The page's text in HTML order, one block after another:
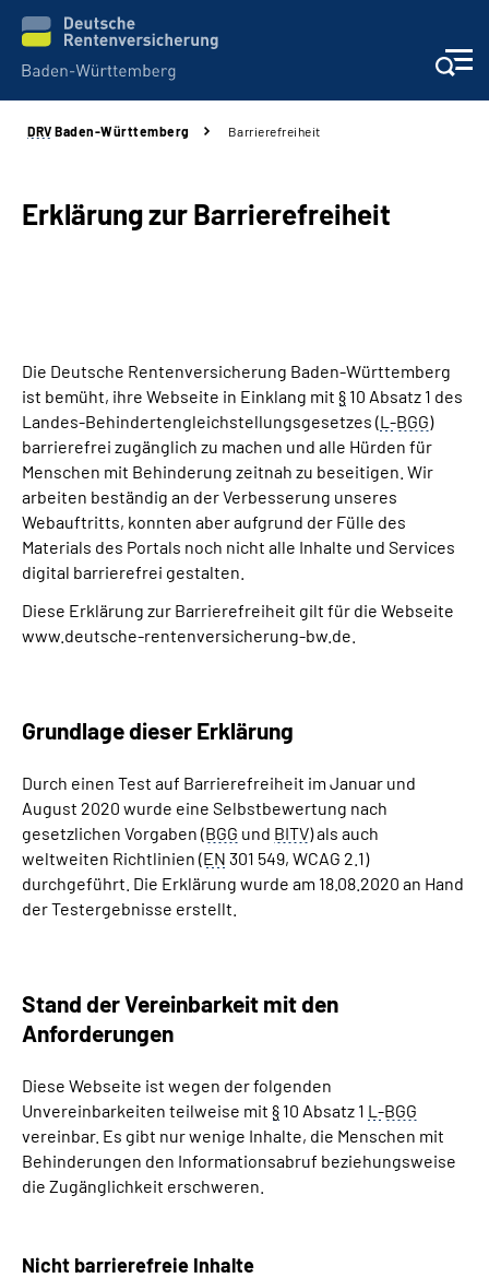
Beratung und Kontakt
Kunden
Presse
Über uns
Inhalte in Gebärdensprache (DGS)
Leichte Sprache
Suche
Mein Kundenportal
DRV Baden-Württemberg Barrierefreiheit
Erklärung zur Barrierefreiheit
Die Deutsche Rentenversicherung Baden-Württemberg
ist bemüht, ihre Webseite in Einklang mit § 10 Absatz 1 des
Landes-Behindertengleichstellungsgesetzes (L-BGG)
barrierefrei zugänglich zu machen und alle Hürden für
Menschen mit Behinderung zeitnah zu beseitigen. Wir
arbeiten beständig an der Verbesserung unseres
Webauftritts, konnten aber aufgrund der Fülle des
Materials des Portals noch nicht alle Inhalte und Services
digital barrierefrei gestalten.
Diese Erklärung zur Barrierefreiheit gilt für die Webseite
www.deutsche-rentenversicherung-bw.de.
Grundlage dieser Erklärung
Durch einen Test auf Barrierefreiheit im Januar und
August 2020 wurde eine Selbstbewertung nach
gesetzlichen Vorgaben (BGG und BITV) als auch
weltweiten Richtlinien (EN 301 549, WCAG 2.1)
durchgeführt. Die Erklärung wurde am 18.08.2020 an Hand
der Testergebnisse erstellt.
Stand der Vereinbarkeit mit den
Anforderungen
Diese Webseite ist wegen der folgenden
Unvereinbarkeiten teilweise mit § 10 Absatz 1 L-BGG
vereinbar. Es gibt nur wenige Inhalte, die Menschen mit
Behinderungen den Informationsabruf beziehungsweise
die Zugänglichkeit erschweren.
Nicht barrierefreie Inhalte